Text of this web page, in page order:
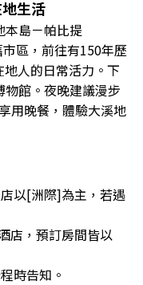
生活
本島－帕比提
市區，前往有150年歷
人的日常活力。下
館。夜晚建議漫步
用晚餐，體驗大溪地
以[洲際]為主，若遇
店，預訂房間皆以
時告知。